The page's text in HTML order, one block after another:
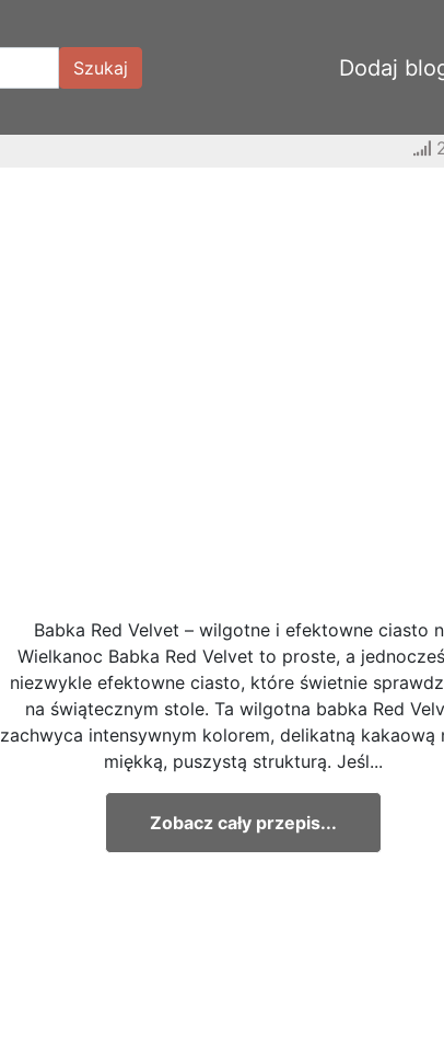
Szukaj Dodaj
Babka Red Velvet – wilgotne i efektowne ciasto
Wielkanoc Babka Red Velvet to proste, a
niezwykle efektowne ciasto, które świetnie
na świątecznym stole. Ta wilgotna babka Red
zachwyca intensywnym kolorem, delikatną kakaową
miękką, puszystą strukturą. Jeśl...
Zobacz cały przepis...